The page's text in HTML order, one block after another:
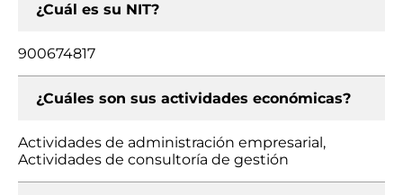
¿Cuál es su NIT?
900674817
¿Cuáles son sus actividades económicas?
Actividades de administración empresarial,
Actividades de consultoría de gestión